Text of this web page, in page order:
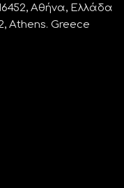
Αθήνα, Ελλάδα
Athens. Greece